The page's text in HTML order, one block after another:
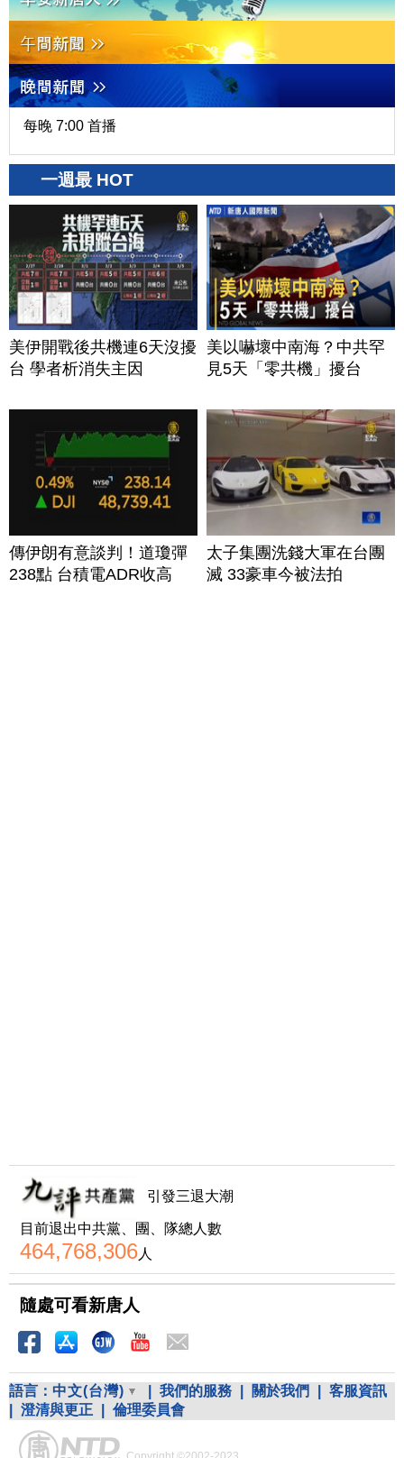
每晚 7:00 首播
一週最 HOT
美伊開戰後共機連6天沒擾
台 學者析消失主因
美以嚇壞中南海？中共罕
見5天「零共機」擾台
傳伊朗有意談判！道瓊彈
238點 台積電ADR收高
太子集團洗錢大軍在台團
滅 33豪車今被法拍
引發三退大潮
目前退出中共黨、團、隊總人數
464,768,306人
隨處可看新唐人
語言： 中文(台灣) 我們的服務 關於我們
客服資訊
澄清與更正 倫理委員會